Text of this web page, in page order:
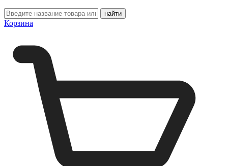
Корзина